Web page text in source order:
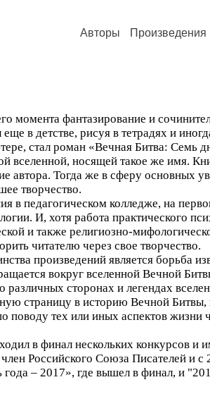
Авторы Произведения
момента фантазирование и
в детстве, рисуя в тетрадях и
стал роман «Вечная Битва: Семь
вселенной, носящей такое же имя.
автора. Тогда же в сферу
творчество.
в педагогическом колледже, на
И, хотя работа практического
и также религиозно-
читателю через свое творчество.
произведений является борьба
вокруг вселенной Вечной
сторонах и легендах
страницу в историю Вечной
поводу тех или иных аспектов жизни
в финал нескольких конкурсов
Российского Союза Писателей
года – 2017», где вышел в финал, и